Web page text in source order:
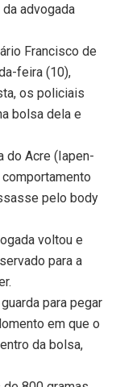
advogada
Francisco de
feira (10),
os policiais
bolsa dela e
do Acre (Iapen-
pelo body
voltou e
para a
para pegar
em que o
da bolsa,